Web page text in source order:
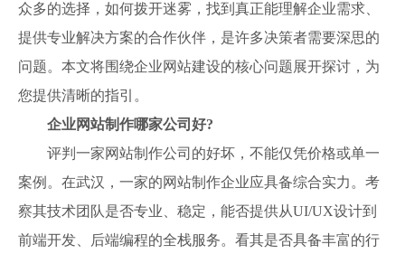
众多的选择，如何拨开迷雾，找到真正能理解企业需求、
提供专业解决方案的合作伙伴，是许多决策者需要深思的
问题。本文将围绕企业网站建设的核心问题展开探讨，为
您提供清晰的指引。
企业网站制作哪家公司好?
评判一家网站制作公司的好坏，不能仅凭价格或单一
案例。在武汉，一家的网站制作企业应具备综合实力。考
察其技术团队是否专业、稳定，能否提供从UI/UX设计到
前端开发、后端编程的全栈服务。看其是否具备丰富的行